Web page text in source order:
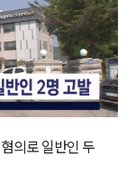
의로 일반인 두